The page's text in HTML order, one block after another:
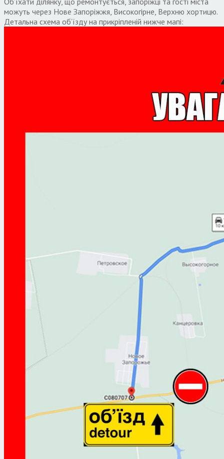
можуть через Нове Запоріжжя, Високогірне, Верхню хортицю.
Детальна схема об’їзду на прикріпленій нижче мапі: